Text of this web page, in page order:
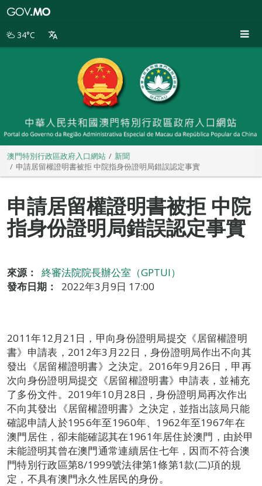
別
34°C
澳門特別行政區政府入口網站
新聞
申請居留權證明書被拒 中院指身份證明局錯誤認定事實
申請居留權證明書被拒 中院
指身份證明局錯誤認定事實
來源：
終審法院院長辦公室（GPTUI）
發布日期：
2022年3月9日 17:00
2011年12月21日，甲向身份證明局提交《居留權證明
書》申請表，2012年3月22日，身份證明局作出不向其
發出《居留權證明書》之決定。2016年9月26日，甲再
次向身份證明局提交《居留權證明書》申請表，並補充
了多份文件。2019年10月28日，身份證明局再次作出
不向其發出《居留權證明書》之決定，並指出該局只能
確認申請人於1956年至1960年、1962年至1967年在
澳門居住，卻未能確認其在1961年居住於澳門，由於甲
未能證明其曾在澳門通常連續居住七年，因而不符合澳
門特別行政區第8/1999號法律第1條第1款(二)項的規
定，不具有澳門永久性居民的身份。